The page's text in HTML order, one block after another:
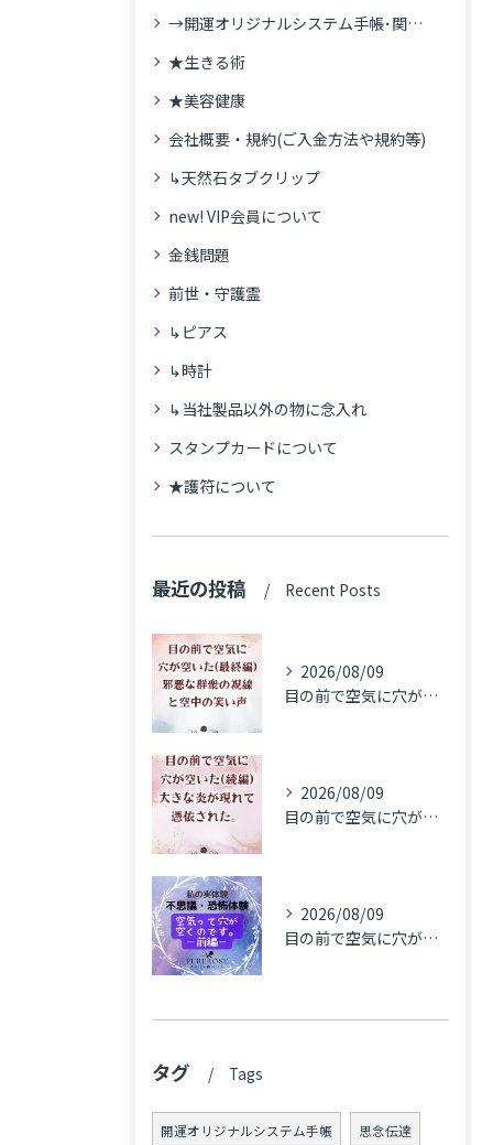
→開運オリジナルシステム手帳･関連記事
★生きる術
★美容健康
会社概要・規約(ご入金方法や規約等)
↳天然石タブクリップ
new! VIP会員について
金銭問題
前世・守護霊
↳ピアス
↳時計
↳当社製品以外の物に念入れ
スタンプカードについて
★護符について
最近の投稿 Recent Posts
2026/08/09
目の前で空気に穴が空いた(最終編)邪悪な群衆の視線と空中の笑い声
2026/08/09
目の前で空気に穴が空いた(続編)大きな炎が現れて憑依された。
2026/08/09
目の前で​空気に穴が空いた(前編)
タグ Tags
開運オリジナルシステム手帳 思念伝達